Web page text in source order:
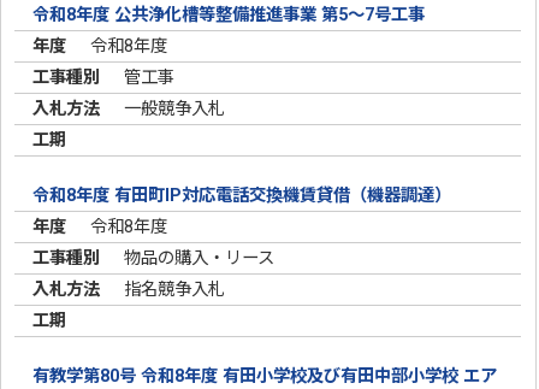
令和8年度 公共浄化槽等整備推進事業 第5～7号工事
令和8年度
管工事
一般競争入札
令和8年度 有田町IP対応電話交換機賃貸借（機器調達）
令和8年度
物品の購入・リース
指名競争入札
有教学第80号 令和8年度 有田小学校及び有田中部小学校 エア